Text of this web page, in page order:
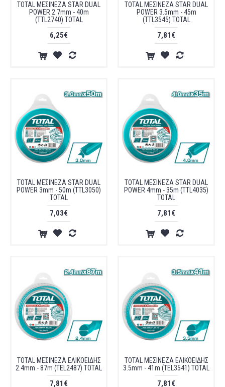
TOTAL ΜΕΣΙΝΕΖΑ STAR DUAL
POWER 2.7mm - 40m
(TTL2740) TOTAL
6,25€
TOTAL ΜΕΣΙΝΕΖΑ STAR DUAL
POWER 3.5mm - 45m
(TTL3545) TOTAL
7,81€
TOTAL ΜΕΣΙΝΕΖΑ STAR DUAL
POWER 3mm - 50m (TTL3050)
TOTAL
7,03€
TOTAL ΜΕΣΙΝΕΖΑ STAR DUAL
POWER 4mm - 35m (TTL4035)
TOTAL
7,81€
TOTAL ΜΕΣΙΝΕΖΑ ΕΛΙΚΟΕΙΔΗΣ
2.4mm - 87m (TEL2487) TOTAL
7,81€
TOTAL ΜΕΣΙΝΕΖΑ ΕΛΙΚΟΕΙΔΗΣ
3.5mm - 41m (TEL3541) TOTAL
7,81€